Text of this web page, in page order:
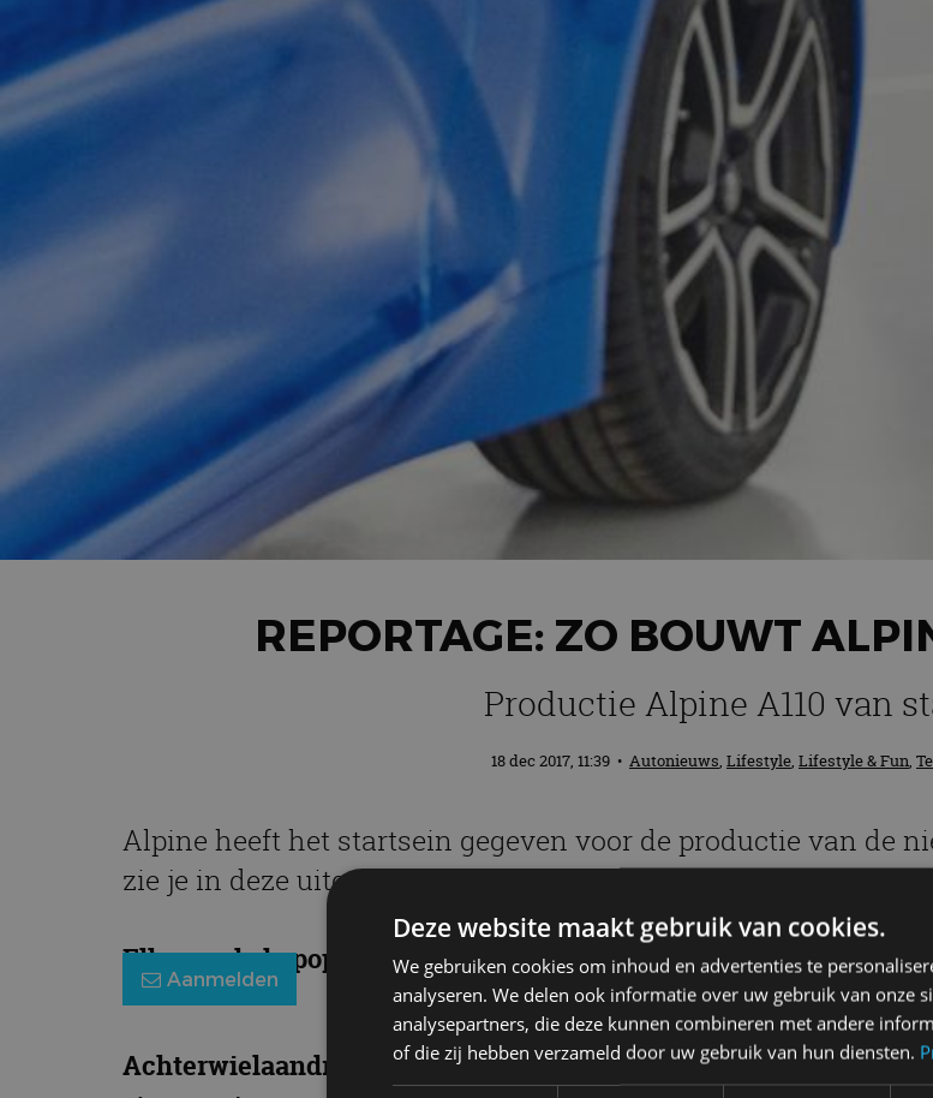
REPORTAGE: ZO BOUWT
Productie Alpine A110 van
18 dec 2017, 11:39 • Autonieuws, Lifestyle, Lifestyle & Fun,
Alpine heeft het startsein gegeven voor de productie van de
zie je in deze uitgebreide gallery en video.
Elke week de populairste blogs in je mailbox? Meld je aan voor
Aanmelden
Achterwielaandrijving
Deze website maakt gebruik van cookies.
We gebruiken cookies om inhoud en advertenties te
analyseren. We delen ook informatie over uw gebruik van onze
analysepartners, die deze kunnen combineren met andere
of die zij hebben verzameld door uw gebruik van hun diensten.